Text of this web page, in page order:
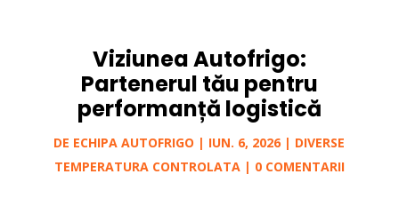
Viziunea Autofrigo:
Partenerul tău pentru
performanță logistică
DE ECHIPA AUTOFRIGO | IUN. 6, 2026 | DIVERSE
TEMPERATURA CONTROLATA| 0 COMENTARII